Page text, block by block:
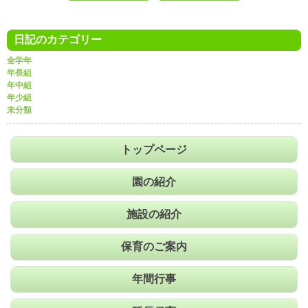
日記のカテゴリー
全学年
年長組
年中組
年少組
未分類
トップページ
園の紹介
施設の紹介
保育のご案内
年間行事